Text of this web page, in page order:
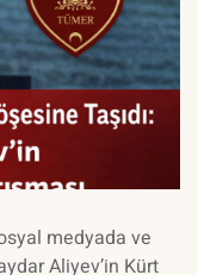
medyada ve
Aliyev’in Kürt